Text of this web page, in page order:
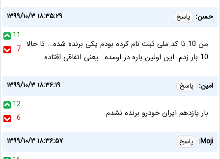
حسن: پاسخ
۱۳۹۹/۱۰/۳ ۱۸:۳۵:۲۹
11
7 من 10 تا کد ملی ثبت نام کرده بودم یکی برنده شده... تا حالا
10 بار زدم. این اولین باره در اومده.. یعنی اتفاقی افتاده
امین: پاسخ
۱۳۹۹/۱۰/۳ ۱۸:۳۶:۱۹
12
6
بار یازدهم ایران خودرو برنده نشدم
Moji: پاسخ
۱۳۹۹/۱۰/۳ ۱۸:۳۶:۵۷